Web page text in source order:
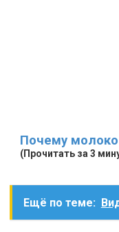
Почему
(Прочитать за 3
Ещё по теме: